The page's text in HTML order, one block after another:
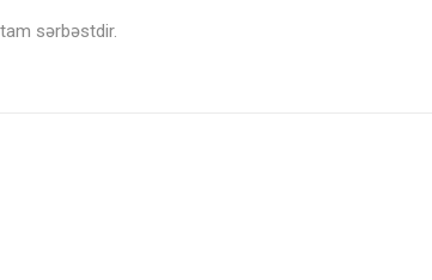
sərbəstdir.